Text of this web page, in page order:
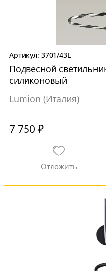
3701/43L
Подвесной
силиконовый
Lumion (Италия)
7 750 ₽